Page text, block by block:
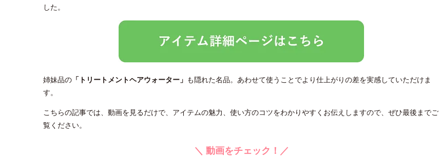
した。
姉妹品の 「トリートメントヘアウォーター」 も隠れた名品。あわせて使うことでより仕上がりの差を実感していただけま
す。
こちらの記事では、動画を見るだけで、アイテムの魅力、使い方のコツをわかりやすくお伝えしますので、ぜひ最後までご
覧ください。
＼ 動画をチェック！／